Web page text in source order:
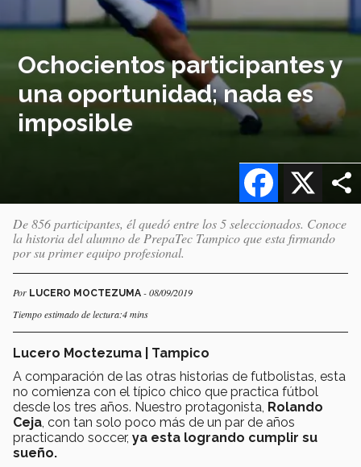
Ochocientos participantes y
una oportunidad; nada es
imposible
X
Facebook
De 856 participantes, él quedó entre los 5 seleccionados. Conoce
la historia del alumno de PrepaTec Tampico que esta firmando
por su primer equipo profesional.
Por LUCERO MOCTEZUMA - 08/09/2019
Tiempo estimado de lectura:4 mins
Lucero Moctezuma | Tampico
A comparación de las otras historias de futbolistas, esta
no comienza con el típico chico que practica fútbol
desde los tres años. Nuestro protagonista, Rolando
Ceja , con tan solo poco más de un par de años
practicando soccer, ya esta logrando cumplir su
sueño.